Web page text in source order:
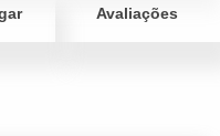
Avaliações